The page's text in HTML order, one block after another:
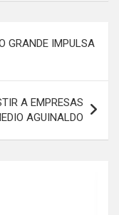
GRANDE IMPULSA
A EMPRESAS
AGUINALDO